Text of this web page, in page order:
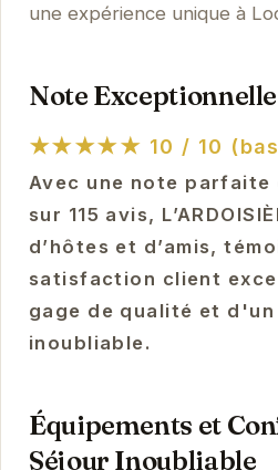
une expérience unique à
Note
★★★★★ 10 / 10
Avec une note parfaite
sur 115 avis,
d’hôtes et d’amis,
satisfaction client
gage de qualité et d'un
inoubliable.
Équipements et
Séjour Inoubliable